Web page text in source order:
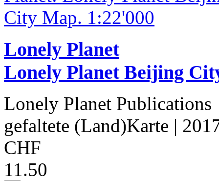
Lonely Planet
Lonely Planet Beijing
Lonely Planet Publications
gefaltete (Land)Karte |
CHF
11.50